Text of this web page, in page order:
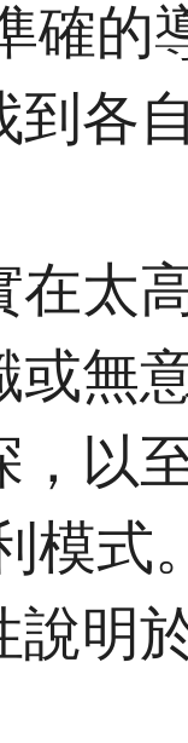
確的
到各
太
或無
，以
模式
說明